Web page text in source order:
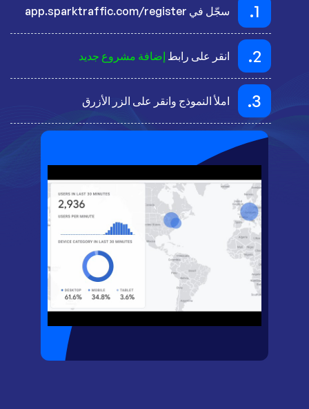
1. سجّل في app.sparktraffic.com/register
2. انقر على رابط إضافة مشروع جديد
3. املأ النموذج وانقر على الزر الأزرق